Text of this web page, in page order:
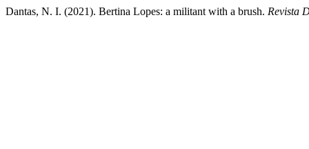
Dantas, N. I. (2021). Bertina Lopes: a militant with a brush. Revista